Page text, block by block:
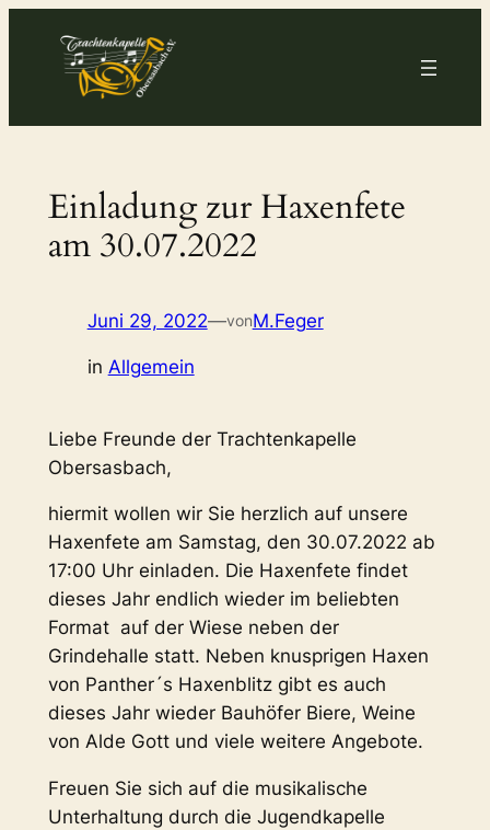
springen
Einladung zur Haxenfete
am 30.07.2022
Juni 29, 2022—vonM.Feger
in Allgemein
Liebe Freunde der Trachtenkapelle
Obersasbach,
hiermit wollen wir Sie herzlich auf unsere
Haxenfete am Samstag, den 30.07.2022 ab
17:00 Uhr einladen. Die Haxenfete findet
dieses Jahr endlich wieder im beliebten
Format auf der Wiese neben der
Grindehalle statt. Neben knusprigen Haxen
von Panther´s Haxenblitz gibt es auch
dieses Jahr wieder Bauhöfer Biere, Weine
von Alde Gott und viele weitere Angebote.
Freuen Sie sich auf die musikalische
Unterhaltung durch die Jugendkapelle